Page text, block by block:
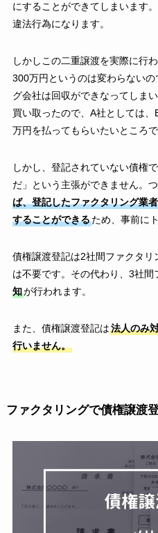
にすることができてしまいます
違法行為になります。
しかしこの二重譲渡を実際に行
300万円というのは変わらない
グ会社は回収ができなってしま
買い取ったので、A社としては
万円を払ってもらいたいところで
しかし、登記されていない債権
だ」という主張ができません。つ
ば、登記したファクタリング業
することができるため、事前に
債権譲渡登記は2社間ファクタ
は不要です。その代わり、3社間
知が行われます。
また、債権譲渡登記は法人のみ
行いません。
ファクタリングで債権譲渡